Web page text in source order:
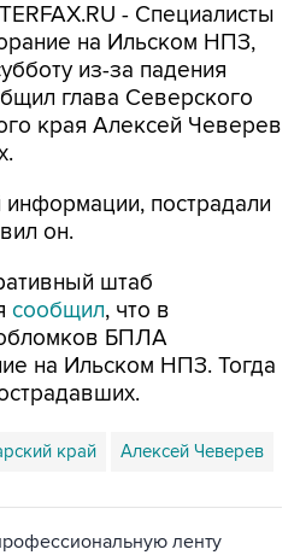
- Специалисты
на Ильском НПЗ,
из-за падения
глава Северского
края Алексей Чеверев
пострадали
он.
штаб
сообщил, что в
обломков БПЛА
на Ильском НПЗ. Тогда
край Алексей Чеверев
ленту